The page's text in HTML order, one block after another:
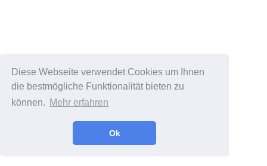
Diese Webseite verwendet Cookies um Ihnen
die bestmögliche Funktionalität bieten zu
können. Mehr erfahren
Ok